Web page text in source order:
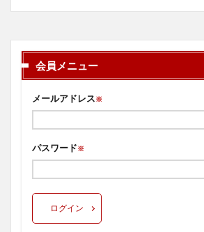
会員メニュー
メールアドレス※
パスワード※
ログイン